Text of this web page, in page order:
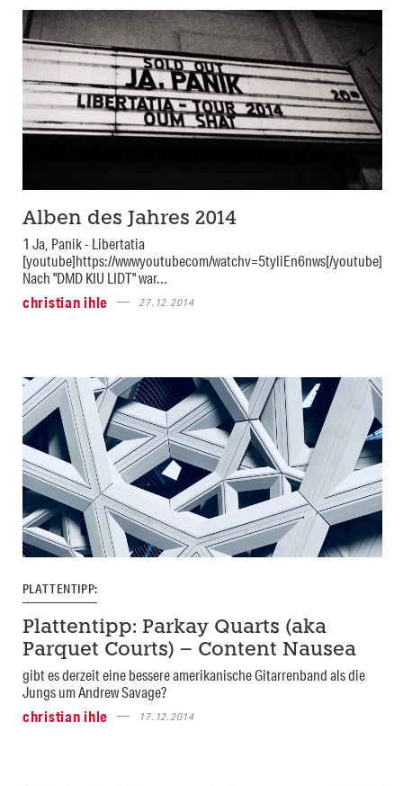
Alben des Jahres 2014
1 Ja, Panik - Libertatia
[youtube]https://wwwyoutubecom/watchv=5tyliEn6nws[/youtube]
Nach "DMD KIU LIDT" war...
christian ihle
27.12.2014
PLATTENTIPP:
Plattentipp: Parkay Quarts (aka
Parquet Courts) – Content Nausea
gibt es derzeit eine bessere amerikanische Gitarrenband als die
Jungs um Andrew Savage?
christian ihle
17.12.2014